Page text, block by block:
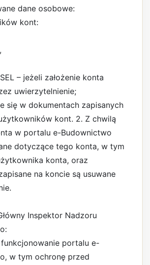
dane osobowe:
kont:
– jeżeli założenie konta
uwierzytelnienie;
się w dokumentach zapisanych
kont. 2. Z chwilą
w portalu e-Budownictwo
dotyczące tego konta, w tym
konta, oraz
na koncie są usuwane
Inspektor Nadzoru
funkcjonowanie portalu e-
w tym ochronę przed